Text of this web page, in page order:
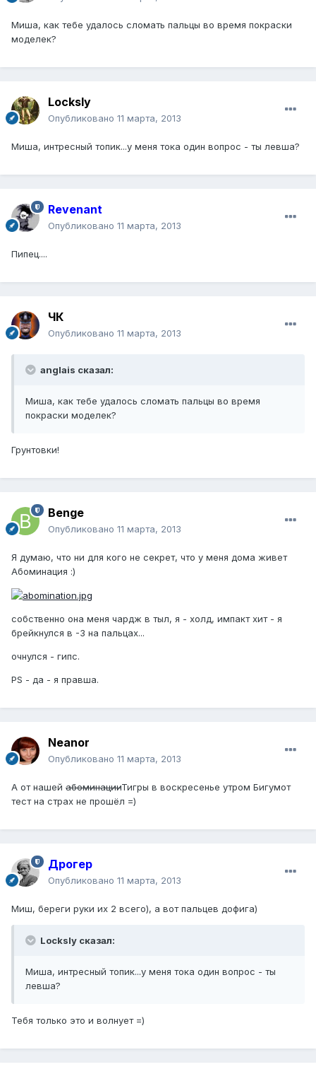
Миша, как тебе удалось сломать пальцы во время покраски
моделек?
Locksly
Опубликовано 11 марта, 2013
Миша, интресный топик...у меня тока один вопрос - ты левша?
Revenant
Опубликовано 11 марта, 2013
Пипец....
ЧК
Опубликовано 11 марта, 2013
anglais сказал:
Миша, как тебе удалось сломать пальцы во время
покраски моделек?
Грунтовки!
Benge
Опубликовано 11 марта, 2013
Я думаю, что ни для кого не секрет, что у меня дома живет
Абоминация :)
собственно она меня чардж в тыл, я - холд, импакт хит - я
брейкнулся в -3 на пальцах...
очнулся - гипс.
PS - да - я правша.
Neanor
Опубликовано 11 марта, 2013
А от нашей абоминацииТигры в воскресенье утром Бигумот
тест на страх не прошёл =)
Дрогер
Опубликовано 11 марта, 2013
Миш, береги руки их 2 всего), а вот пальцев дофига)
Locksly сказал:
Миша, интресный топик...у меня тока один вопрос - ты
левша?
Тебя только это и волнует =)